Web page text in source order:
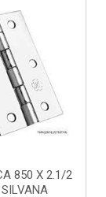
850 X 2.1/2